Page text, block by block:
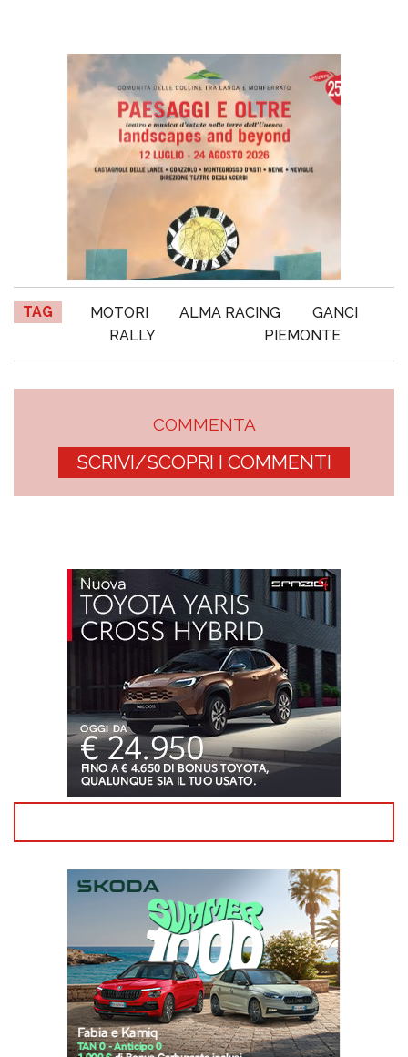
TAG MOTORI ALMA RACING
GANCI
RALLY
PIEMONTE
COMMENTA
SCRIVI/SCOPRI I COMMENTI